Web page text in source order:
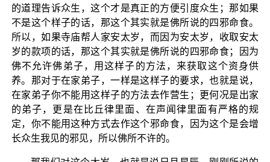
的道理告诉众生，这个才是真正的方便引度众生；那如果
不是这个样子的话，那这个其实就是佛所说的四邪命食。
所以，如果寺庙帮人家安太岁，而因为安太岁，收取安太
岁的款项的话，那这个其实就是佛所说的四邪命食；因为
佛不允许佛弟子，用这样子的方法，来获取这个资身供
养。那对于在家弟子，一样是这样子的要求，也就是说，
在家弟子你不能用这样子的方法去作营生；更何况是出家
的弟子，更是在比丘律里面、在声闻律里面有严格的规
定，你不能用这种方式去作这个邪命食，因为这个是会增
长众生我见的邪见，所以佛所不许的。